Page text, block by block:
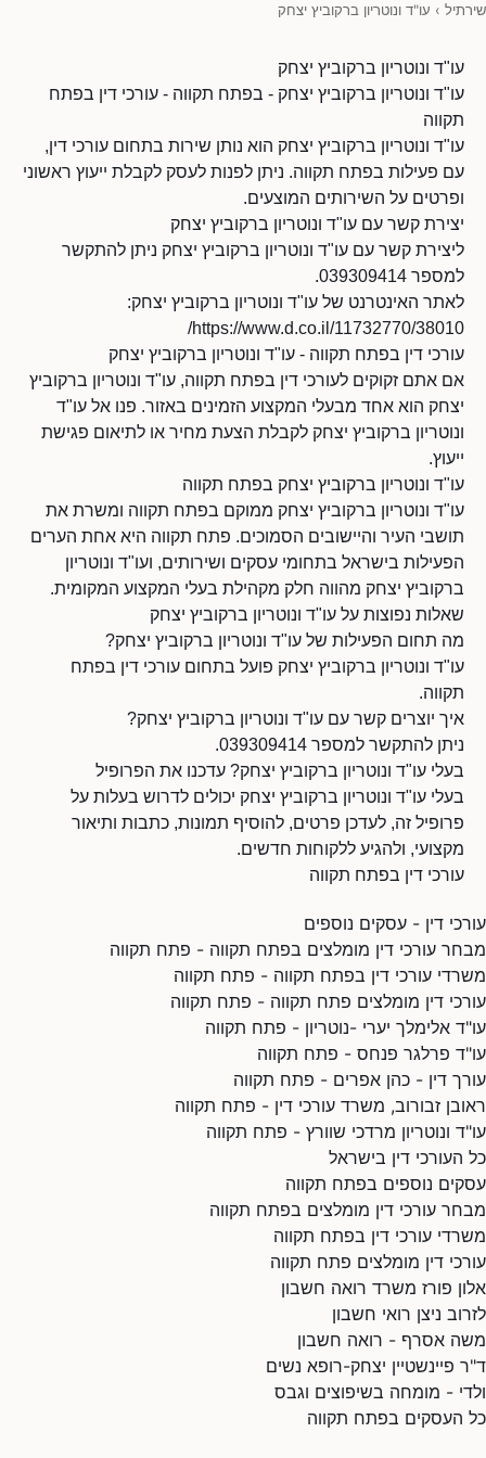
שירתיל › עו"ד ונוטריון ברקוביץ יצחק
עו"ד ונוטריון ברקוביץ יצחק
עו"ד ונוטריון ברקוביץ יצחק - בפתח תקווה - עורכי דין בפתח
תקווה
עו"ד ונוטריון ברקוביץ יצחק הוא נותן שירות בתחום עורכי דין,
עם פעילות בפתח תקווה. ניתן לפנות לעסק לקבלת ייעוץ ראשוני
ופרטים על השירותים המוצעים.
יצירת קשר עם עו"ד ונוטריון ברקוביץ יצחק
ליצירת קשר עם עו"ד ונוטריון ברקוביץ יצחק ניתן להתקשר
למספר 039309414.
לאתר האינטרנט של עו"ד ונוטריון ברקוביץ יצחק:
https://www.d.co.il/11732770/38010/
עורכי דין בפתח תקווה - עו"ד ונוטריון ברקוביץ יצחק
אם אתם זקוקים לעורכי דין בפתח תקווה, עו"ד ונוטריון ברקוביץ
יצחק הוא אחד מבעלי המקצוע הזמינים באזור. פנו אל עו"ד
ונוטריון ברקוביץ יצחק לקבלת הצעת מחיר או לתיאום פגישת
ייעוץ.
עו"ד ונוטריון ברקוביץ יצחק בפתח תקווה
עו"ד ונוטריון ברקוביץ יצחק ממוקם בפתח תקווה ומשרת את
תושבי העיר והיישובים הסמוכים. פתח תקווה היא אחת הערים
הפעילות בישראל בתחומי עסקים ושירותים, ועו"ד ונוטריון
ברקוביץ יצחק מהווה חלק מקהילת בעלי המקצוע המקומית.
שאלות נפוצות על עו"ד ונוטריון ברקוביץ יצחק
מה תחום הפעילות של עו"ד ונוטריון ברקוביץ יצחק?
עו"ד ונוטריון ברקוביץ יצחק פועל בתחום עורכי דין בפתח
תקווה.
איך יוצרים קשר עם עו"ד ונוטריון ברקוביץ יצחק?
ניתן להתקשר למספר 039309414.
בעלי עו"ד ונוטריון ברקוביץ יצחק? עדכנו את הפרופיל
בעלי עו"ד ונוטריון ברקוביץ יצחק יכולים לדרוש בעלות על
פרופיל זה, לעדכן פרטים, להוסיף תמונות, כתבות ותיאור
מקצועי, ולהגיע ללקוחות חדשים.
עורכי דין בפתח תקווה
עורכי דין - עסקים נוספים
מבחר עורכי דין מומלצים בפתח תקווה - פתח תקווה
משרדי עורכי דין בפתח תקווה - פתח תקווה
עורכי דין מומלצים פתח תקווה - פתח תקווה
עו"ד אלימלך יערי -נוטריון - פתח תקווה
עו"ד פרלגר פנחס - פתח תקווה
עורך דין - כהן אפרים - פתח תקווה
ראובן זבורוב, משרד עורכי דין - פתח תקווה
עו"ד ונוטריון מרדכי שוורץ - פתח תקווה
כל העורכי דין בישראל
עסקים נוספים בפתח תקווה
מבחר עורכי דין מומלצים בפתח תקווה
משרדי עורכי דין בפתח תקווה
עורכי דין מומלצים פתח תקווה
אלון פורז משרד רואה חשבון
לזרוב ניצן רואי חשבון
משה אסרף - רואה חשבון
ד"ר פיינשטיין יצחק-רופא נשים
ולדי - מומחה בשיפוצים וגבס
כל העסקים בפתח תקווה